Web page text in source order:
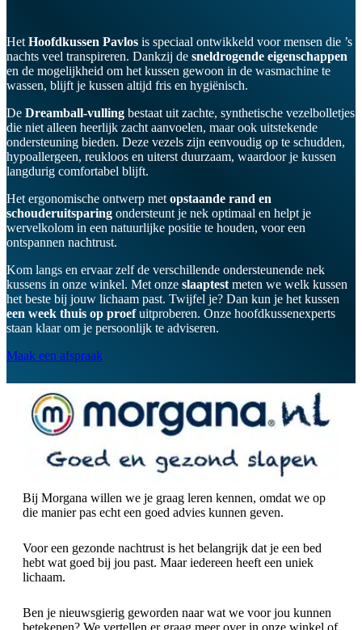
Het Hoofdkussen Pavlos is speciaal ontwikkeld voor mensen die ’s
nachts veel transpireren. Dankzij de sneldrogende eigenschappen
en de mogelijkheid om het kussen gewoon in de wasmachine te
wassen, blijft je kussen altijd fris en hygiënisch.
De Dreamball-vulling bestaat uit zachte, synthetische vezelbolletjes
die niet alleen heerlijk zacht aanvoelen, maar ook uitstekende
ondersteuning bieden. Deze vezels zijn eenvoudig op te schudden,
hypoallergeen, reukloos en uiterst duurzaam, waardoor je kussen
langdurig comfortabel blijft.
Het ergonomische ontwerp met opstaande rand en
schouderuitsparing ondersteunt je nek optimaal en helpt je
wervelkolom in een natuurlijke positie te houden, voor een
ontspannen nachtrust.
Kom langs en ervaar zelf de verschillende ondersteunende nek
kussens in onze winkel. Met onze slaaptest meten we welk kussen
het beste bij jouw lichaam past. Twijfel je? Dan kun je het kussen
een week thuis op proefuitproberen. Onze hoofdkussenexperts
staan klaar om je persoonlijk te adviseren.
Maak een afspraak
Bij Morgana willen we je graag leren kennen, omdat we op
die manier pas echt een goed advies kunnen geven.
Voor een gezonde nachtrust is het belangrijk dat je een bed
hebt wat goed bij jou past. Maar iedereen heeft een uniek
lichaam.
Ben je nieuwsgierig geworden naar wat we voor jou kunnen